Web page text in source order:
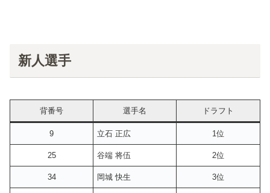
新人選手
背番号 選手名 ドラフト
9 立石 正広 1位
25 谷端 将伍 2位
34 岡城 快生 3位